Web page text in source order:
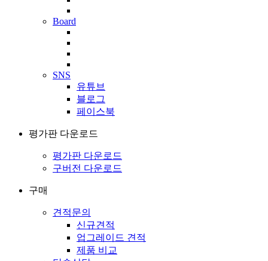
Board
SNS
유튜브
블로그
페이스북
평가판 다운로드
평가판 다운로드
구버전 다운로드
구매
견적문의
신규견적
업그레이드 견적
제품 비교